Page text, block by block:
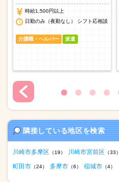
時給1,500円以上
日勤のみ（夜勤なし） シフト応相談
介護職・ヘルパー 派遣
隣接している地区を検索
川崎市多摩区 （19） 川崎市宮前区 （33）
町田市 （24） 多摩市 （6） 稲城市 （4）